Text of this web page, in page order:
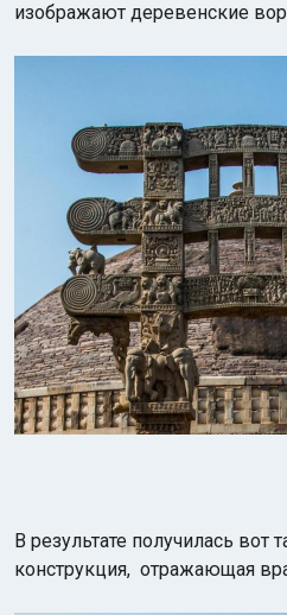
изображают деревенские
В результате получилась вот
конструкция, отражающая